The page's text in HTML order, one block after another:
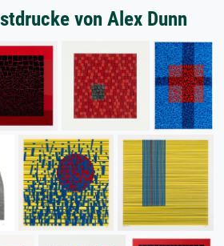
von Alex Dunn